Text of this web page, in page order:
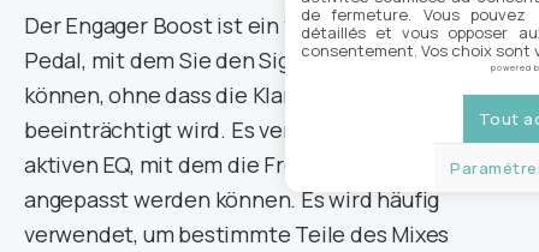
Der Engager Boost ist ein transparentes Boost-
Pedal, mit dem Sie den Signalpegel erhöhen
können, ohne dass die Klangfarbe stark
beeinträchtigt wird. Es verfügt über einen
aktiven EQ, mit dem die Frequenzen präzise
angepasst werden können. Es wird häufig
verwendet, um bestimmte Teile des Mixes
de fermeture. Vous
détaillés et vous opposer
consentement. Vos choix sont
powered
Tout